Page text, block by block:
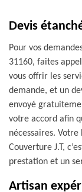
Devis
Pour vos
31160, faites
vous offrir les
demande, et un
envoyé
votre accord afin
nécessaires.
Couverture J.T,
prestation et un
Artisan